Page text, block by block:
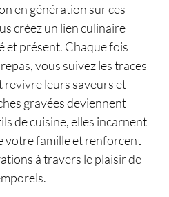
en génération sur ces
créez un lien culinaire
et présent. Chaque fois
vous suivez les traces
revivre leurs saveurs et
gravées deviennent
de cuisine, elles incarnent
votre famille et renforcent
à travers le plaisir de